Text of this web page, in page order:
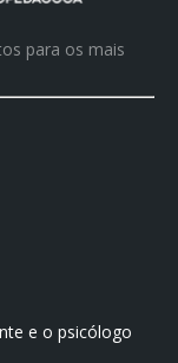
para os mais
e o psicólogo